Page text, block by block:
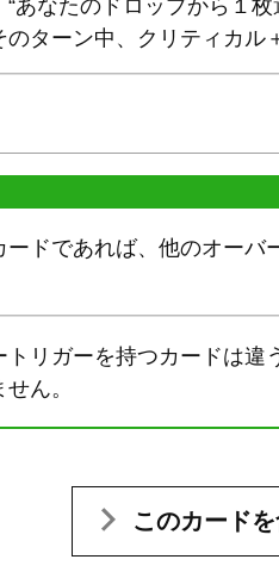
あなたのドロップから１
のターン中、クリティカル
ードであれば、他のオー
トリガーを持つカードは違
ん。
このカード